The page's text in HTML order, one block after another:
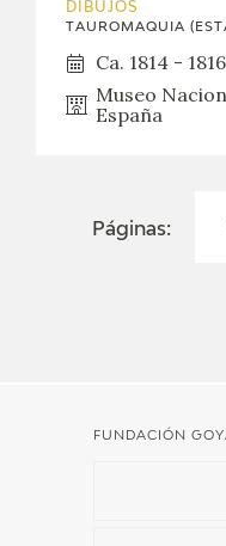
DIBUJOS
TAUROMAQUIA
Ca. 1814 - 1816
Museo
España
Páginas:
FUNDACIÓN